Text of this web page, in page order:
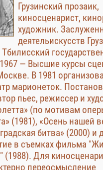
Грузинский прозаик,
киносценарист,
художник.
деятельискусств
— Высшие курсы
В 1981
марионеток.
пьес, режиссер и
(по мотивам
(1981), «Осень нашей
битва» (2000) и
в съемках фильма
(1988). Для
переосмысление